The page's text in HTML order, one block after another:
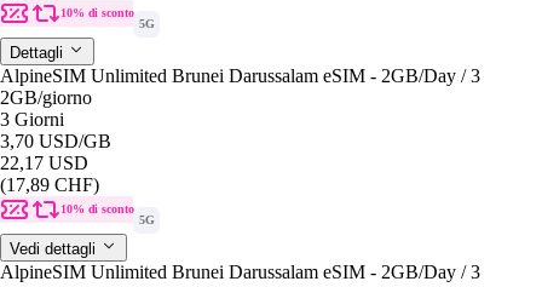
10% di sconto
5G
Dettagli
AlpineSIM Unlimited Brunei Darussalam eSIM - 2GB/Day / 3
2GB/giorno
3 Giorni
3,70 USD/GB
22,17 USD
(17,89 CHF)
10% di sconto
5G
Vedi dettagli
AlpineSIM Unlimited Brunei Darussalam eSIM - 2GB/Day / 3